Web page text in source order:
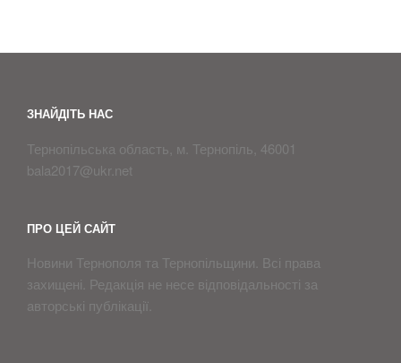
ЗНАЙДІТЬ НАС
Тернопільська область, м. Тернопіль, 46001
bala2017@ukr.net
ПРО ЦЕЙ САЙТ
Новини Тернополя та Тернопільщини. Всі права
захищені. Редакція не несе відповідальності за
aвторські публікації.